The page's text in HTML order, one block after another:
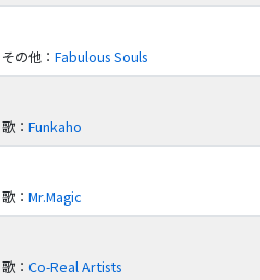
その他 ：Fabulous Souls
歌 ：Funkaho
歌 ：Mr.Magic
歌 ：Co-Real Artists